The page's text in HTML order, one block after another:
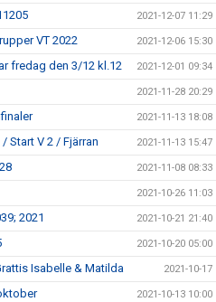
2021-12-07 11:29
VT 2022 2021-12-06 15:30
fredag den 3/12 kl.12 2021-12-01 09:34
2021-11-28 20:29
2021-11-13 18:08
Start V 2 / Fjärran 2021-11-13 15:47
2021-11-08 08:33
2021-10-26 11:03
2021 2021-10-21 21:40
2021-10-20 05:00
Isabelle & Matilda 2021-10-17
2021-10-13 10:00